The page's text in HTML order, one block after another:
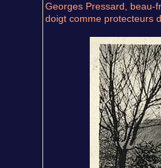
Georges Pressard, beau-
doigt comme protecteurs